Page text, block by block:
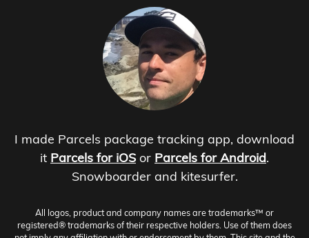
I made Parcels package tracking app, download
it Parcels for iOS or Parcels for Android.
Snowboarder and kitesurfer.
All logos, product and company names are trademarks™ or
registered® trademarks of their respective holders. Use of them does